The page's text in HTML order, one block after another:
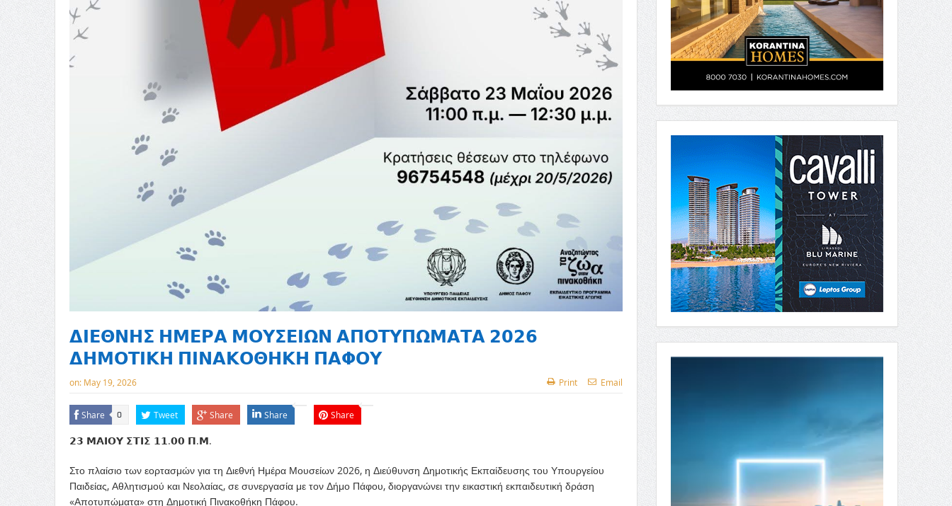
𝝙𝝞𝝚𝝝𝝢𝝜𝝨 𝝜𝝡𝝚𝝦𝝖 𝝡𝝤𝝪𝝨𝝚𝝞𝝮𝝢 𝝖𝝥𝝤𝝩𝝪𝝥𝝮𝝡𝝖𝝩𝝖 𝟮𝟬𝟮𝟲
𝝙𝝜𝝡𝝤𝝩𝝞𝝟𝝜 𝝥𝝞𝝢𝝖𝝟𝝤𝝝𝝜𝝟𝝜 𝝥𝝖𝝫𝝤𝝪
on: May 19, 2026 Print Email
Share 0 Tweet Share Share Share
𝟮𝟯 𝝡𝝖𝝞𝝤𝝪 𝝨𝝩𝝞𝝨 𝟭𝟭.𝟬𝟬 𝝥.𝝡.
Στο πλαίσιο των εορτασμών για τη Διεθνή Ημέρα Μουσείων 2026, η Διεύθυνση Δημοτικής Εκπαίδευσης του Υπουργείου
Παιδείας, Αθλητισμού και Νεολαίας, σε συνεργασία με τον Δήμο Πάφου, διοργανώνει την εικαστική εκπαιδευτική δράση
«Αποτυπώματα» στη Δημοτική Πινακοθήκη Πάφου.